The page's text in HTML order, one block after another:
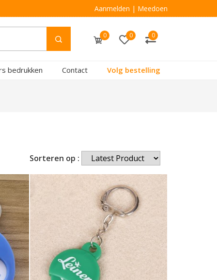
Aanmelden | Meedoen
0 0 0
bedrukken Contact Volg bestelling
Sorteren op :